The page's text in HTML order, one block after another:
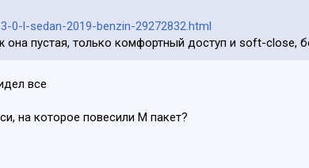
0-l-sedan-2019-benzin-29272832.html
она пустая, только комфортный доступ и soft-close,
все
на которое повесили М пакет?